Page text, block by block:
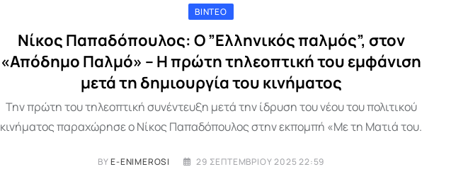
ΒΊΝΤΕΟ
Νίκος Παπαδόπουλος: Ο ”Ελληνικός παλμός”, στον
«Απόδημο Παλμό» – Η πρώτη τηλεοπτική του εμφάνιση
μετά τη δημιουργία του κινήματος
Την πρώτη του τηλεοπτική συνέντευξη μετά την ίδρυση του νέου του πολιτικού
κινήματος παραχώρησε ο Νίκος Παπαδόπουλος στην εκπομπή «Με τη Ματιά του.
BYE-ENIMEROSI 29 ΣΕΠΤΕΜΒΡΊΟΥ 2025 22:59